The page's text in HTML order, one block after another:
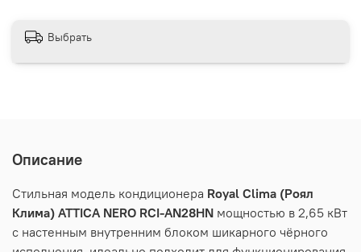
Выбрать
Описание
Стильная модель кондиционера Royal Clima (Роял
Клима) ATTICA NERO RCI-AN28HN мощностью в 2,65 кВт
с настенным внутренним блоком шикарного чёрного